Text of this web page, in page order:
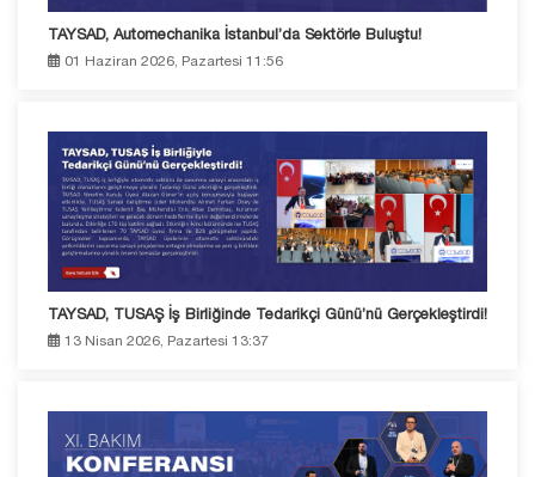
TAYSAD, Automechanika İstanbul’da Sektörle Buluştu!
01 Haziran 2026, Pazartesi 11:56
TAYSAD, TUSAŞ İş Birliğinde Tedarikçi Günü’nü Gerçekleştirdi!
13 Nisan 2026, Pazartesi 13:37